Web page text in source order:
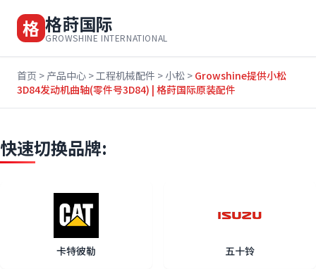
格 格莳国际
GROWSHINE INTERNATIONAL
首页 > 产品中心 >工程机械配件 > 小松 > Growshine提供小松
3D84发动机曲轴(零件号3D84) | 格莳国际原装配件
快速切换品牌:
卡特彼勒 五十铃